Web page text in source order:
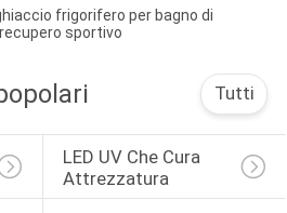
frigorifero per bagno di
sportivo
Tutti
LED UV Che Cura
Attrezzatura